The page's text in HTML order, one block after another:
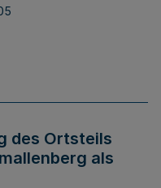
des Ortsteils
als